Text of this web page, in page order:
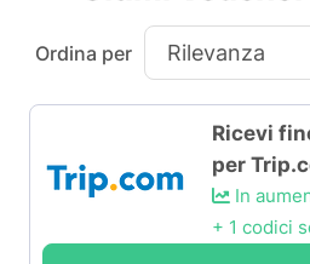
Ordina per
Ricevi
per
In
+ 1 codici